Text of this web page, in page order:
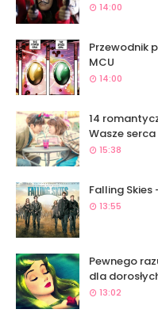
14:00
Przewodnik
MCU
14:00
14
Wasze serca
15:38
Falling
13:55
Pewnego
dla
13:02